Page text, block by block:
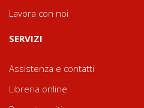
Lavora con noi
SERVIZI
Assistenza e contatti
Libreria online